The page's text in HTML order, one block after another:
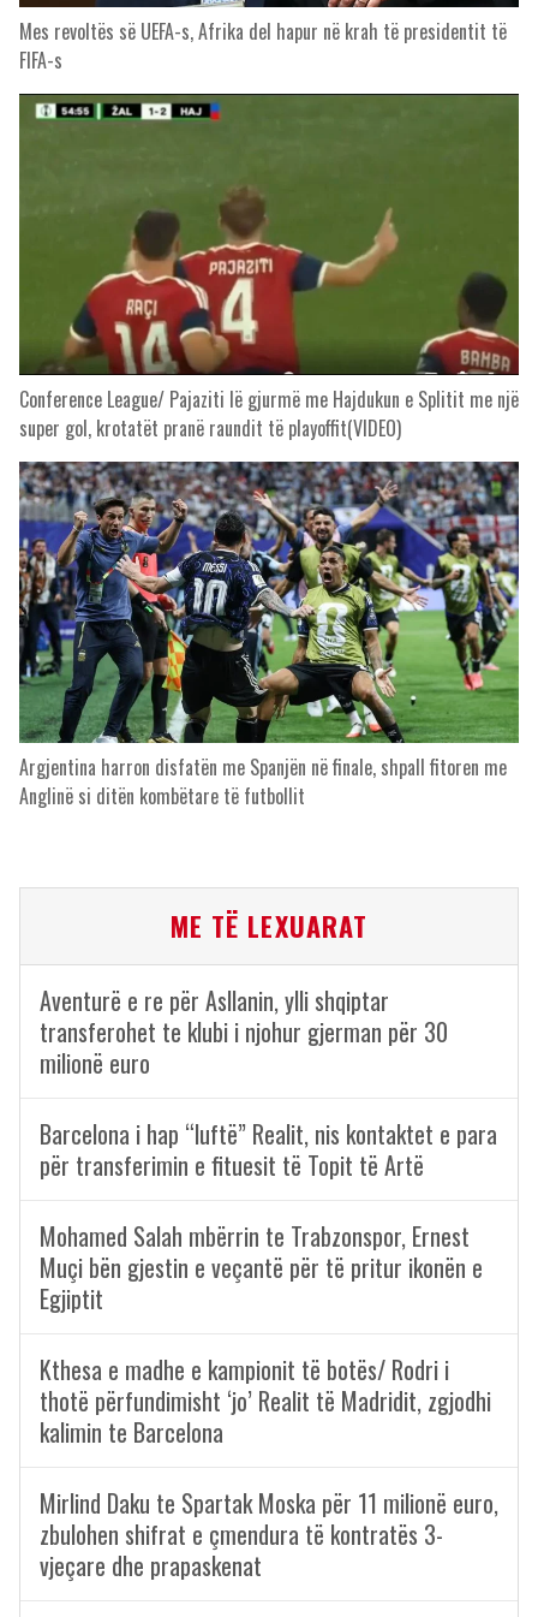
Mes revoltës së UEFA-s, Afrika del hapur në krah të presidentit të
FIFA-s
Conference League/ Pajaziti lë gjurmë me Hajdukun e Splitit me një
super gol, krotatët pranë raundit të playoffit(VIDEO)
Argjentina harron disfatën me Spanjën në finale, shpall fitoren me
Anglinë si ditën kombëtare të futbollit
ME TË LEXUARAT
Aventurë e re për Asllanin, ylli shqiptar
transferohet te klubi i njohur gjerman për 30
milionë euro
Barcelona i hap “luftë” Realit, nis kontaktet e para
për transferimin e fituesit të Topit të Artë
Mohamed Salah mbërrin te Trabzonspor, Ernest
Muçi bën gjestin e veçantë për të pritur ikonën e
Egjiptit
Kthesa e madhe e kampionit të botës/ Rodri i
thotë përfundimisht ‘jo’ Realit të Madridit, zgjodhi
kalimin te Barcelona
Mirlind Daku te Spartak Moska për 11 milionë euro,
zbulohen shifrat e çmendura të kontratës 3-
vjeçare dhe prapaskenat